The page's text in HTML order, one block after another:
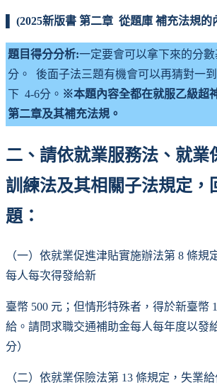
▌ (2025新版書 第二章 從題庫 補充法規的
題目得分分析:一定要會可以拿下來的分
分。 後面子法三題有機會可以再猜對一
下 4-6分。 ※本題內容全都在就服乙級超
第二章及其補充法規。
二、請依就業服務法、就業
訓練法及其相關子法規定，
題：
（一）依就業促進津貼實施辦法第 8 條規
每人每次得發給新
臺幣 500 元；但情形特殊者，得於新臺幣
給。請問求職交通補助金每人每年度以發
分）
（二）依就業保險法第 13 條規定，失業